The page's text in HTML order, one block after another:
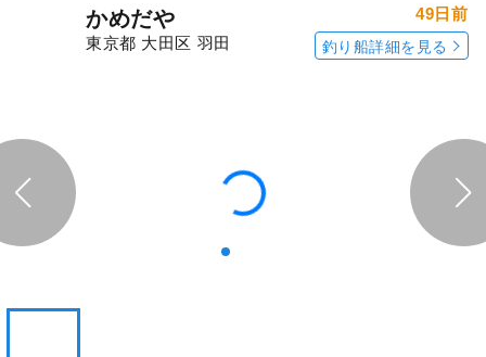
かめだや
東京都 大田区 羽田
49日前
釣り船詳細を見る